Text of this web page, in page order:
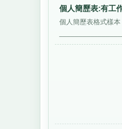
個人簡歷表:有工
個人簡歷表格式樣